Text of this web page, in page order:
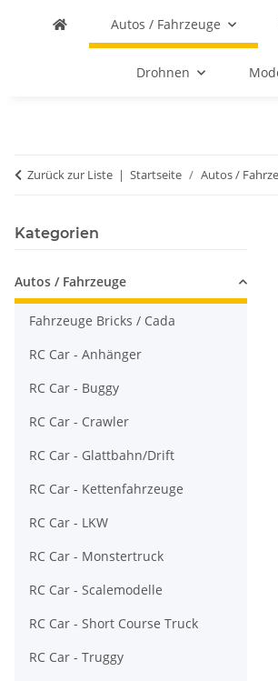
Autos / Fahrzeuge
Drohnen
Zurück zur Liste Startseite Autos /
Kategorien
Autos / Fahrzeuge
Fahrzeuge Bricks / Cada
RC Car - Anhänger
RC Car - Buggy
RC Car - Crawler
RC Car - Glattbahn/Drift
RC Car - Kettenfahrzeuge
RC Car - LKW
RC Car - Monstertruck
RC Car - Scalemodelle
RC Car - Short Course Truck
RC Car - Truggy